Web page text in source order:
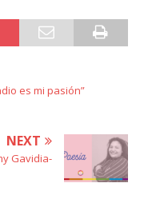
es mi pasión”
NEXT
Gavidia-